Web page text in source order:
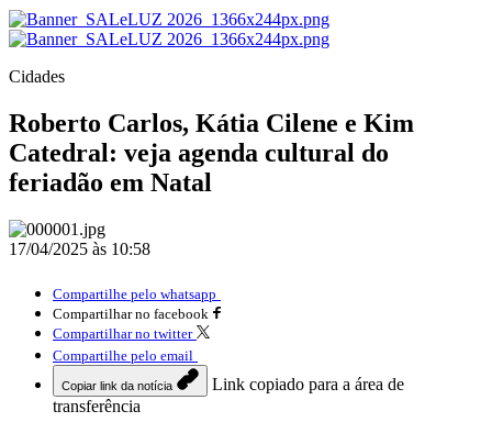
Cidades
Roberto Carlos, Kátia Cilene e Kim
Catedral: veja agenda cultural do
feriadão em Natal
17/04/2025 às 10:58
Compartilhe pelo whatsapp
Compartilhar no facebook
Compartilhar no twitter
Compartilhe pelo email
Copiar link da notícia
Link copiado para a área de
transferência